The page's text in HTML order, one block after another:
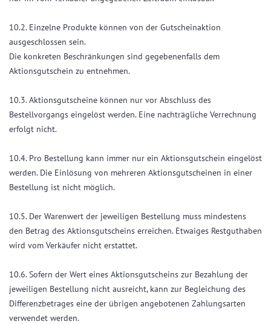
10.2. Einzelne Produkte können von der Gutscheinaktion
ausgeschlossen sein.
Die konkreten Beschränkungen sind gegebenenfalls dem
Aktionsgutschein zu entnehmen.
10.3. Aktionsgutscheine können nur vor Abschluss des
Bestellvorgangs eingelöst werden. Eine nachträgliche Verrechnung
erfolgt nicht.
10.4. Pro Bestellung kann immer nur ein Aktionsgutschein eingelöst
werden. Die Einlösung von mehreren Aktionsgutscheinen in einer
Bestellung ist nicht möglich.
10.5. Der Warenwert der jeweiligen Bestellung muss mindestens
den Betrag des Aktionsgutscheins erreichen. Etwaiges Restguthaben
wird vom Verkäufer nicht erstattet.
10.6. Sofern der Wert eines Aktionsgutscheins zur Bezahlung der
jeweiligen Bestellung nicht ausreicht, kann zur Begleichung des
Differenzbetrages eine der übrigen angebotenen Zahlungsarten
verwendet werden.